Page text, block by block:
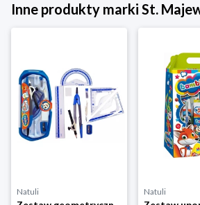
Inne produkty marki St.
Natuli Natuli